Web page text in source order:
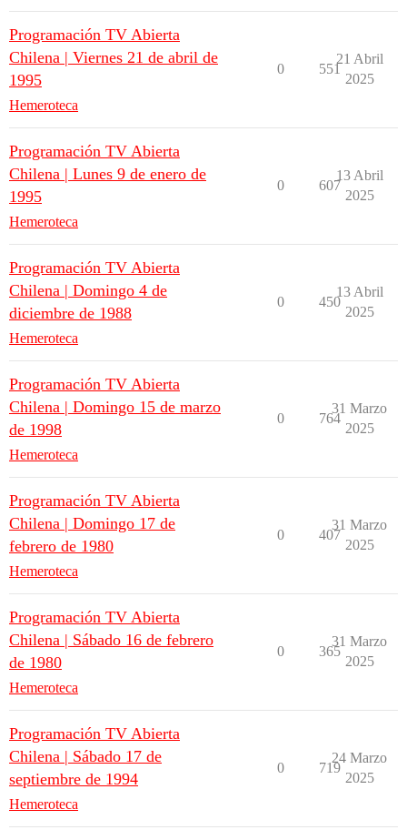
Programación TV Abierta
Chilena | Viernes 21 de abril de
1995
Hemeroteca
0 551
21 Abril
2025
Programación TV Abierta
Chilena | Lunes 9 de enero de
1995
Hemeroteca
0 607
13 Abril
2025
Programación TV Abierta
Chilena | Domingo 4 de
diciembre de 1988
Hemeroteca
0 450
13 Abril
2025
Programación TV Abierta
Chilena | Domingo 15 de marzo
de 1998
Hemeroteca
0 764
31 Marzo
2025
Programación TV Abierta
Chilena | Domingo 17 de
febrero de 1980
Hemeroteca
0 407
31 Marzo
2025
Programación TV Abierta
Chilena | Sábado 16 de febrero
de 1980
Hemeroteca
0 365
31 Marzo
2025
Programación TV Abierta
Chilena | Sábado 17 de
septiembre de 1994
Hemeroteca
0 719
24 Marzo
2025